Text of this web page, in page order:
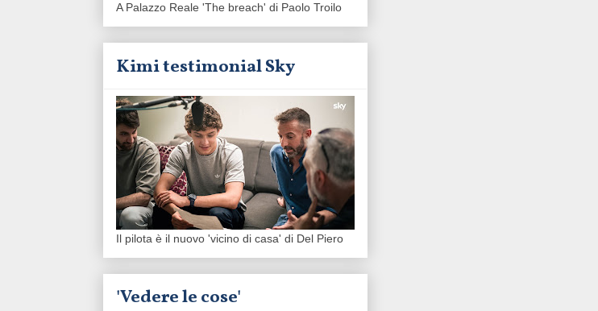
A Palazzo Reale 'The breach' di Paolo Troilo
Kimi testimonial Sky
Il pilota è il nuovo 'vicino di casa' di Del Piero
'Vedere le cose'